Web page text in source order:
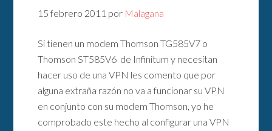
15 febrero 2011 por Malagana
Si tienen un modem Thomson TG585V7 o
Thomson ST585V6 de Infinitum y necesitan
hacer uso de una VPN les comento que por
alguna extraña razón no va a funcionar su VPN
en conjunto con su modem Thomson, yo he
comprobado este hecho al configurar una VPN